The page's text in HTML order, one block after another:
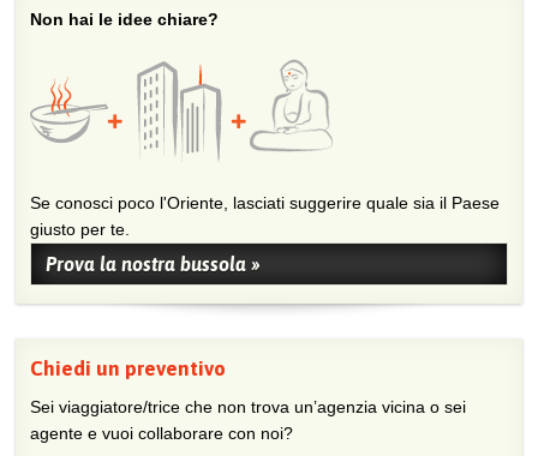
Non hai le idee chiare?
Se conosci poco l'Oriente, lasciati suggerire quale sia il Paese
giusto per te.
Prova la nostra bussola »
Chiedi un preventivo
Sei viaggiatore/trice che non trova un’agenzia vicina o sei
agente e vuoi collaborare con noi?